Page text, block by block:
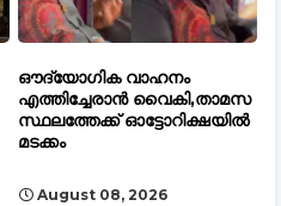
ഔദ്യോഗിക വാഹനം
എത്തിച്ചേരാൻ വൈകി,താമസ
സ്ഥലത്തേക്ക് ഓട്ടോറിക്ഷയിൽ
മടക്കം
August 08, 2026